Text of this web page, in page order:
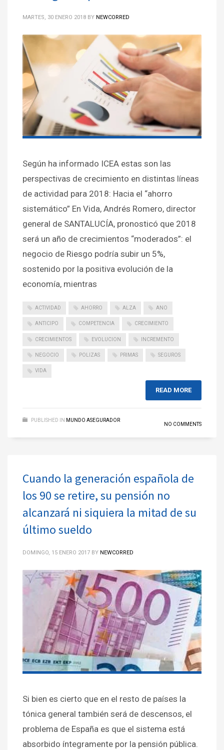
MARTES, 30 ENERO 2018 BY NEWCORRED
Según ha informado ICEA estas son las
perspectivas de crecimiento en distintas líneas
de actividad para 2018: Hacia el “ahorro
sistemático” En Vida, Andrés Romero, director
general de SANTALUCÍA, pronosticó que 2018
será un año de crecimientos “moderados”: el
negocio de Riesgo podría subir un 5%,
sostenido por la positiva evolución de la
economía, mientras
ACTIVIDAD AHORRO ALZA ANO
ANTICIPO COMPETENCIA CRECIMIENTO
CRECIMIENTOS EVOLUCION INCREMENTO
NEGOCIO POLIZAS PRIMAS SEGUROS
VIDA
READ MORE
PUBLISHED IN MUNDO ASEGURADOR
NO COMMENTS
Cuando la generación española de
los 90 se retire, su pensión no
alcanzará ni siquiera la mitad de su
último sueldo
DOMINGO, 15 ENERO 2017 BY NEWCORRED
Si bien es cierto que en el resto de países la
tónica general también será de descensos, el
problema de España es que el sistema está
absorbido íntegramente por la pensión pública.